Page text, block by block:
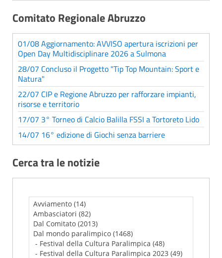
Comitato Regionale Abruzzo
01/08 Aggiornamento: AVVISO apertura iscrizioni per
Open Day Multidisciplinare 2026 a Sulmona
28/07 Concluso il Progetto "Tip Top Mountain: Sport e
Natura"
22/07 CIP e Regione Abruzzo per rafforzare impianti,
risorse e territorio
17/07 3° Torneo di Calcio Balilla FSSI a Tortoreto Lido
14/07 16° edizione di Giochi senza barriere
Cerca tra le notizie